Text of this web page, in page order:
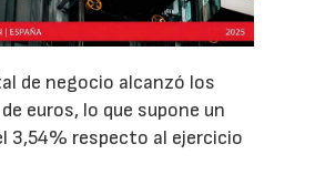
de negocio alcanzó los
euros, lo que supone un
3,54% respecto al ejercicio